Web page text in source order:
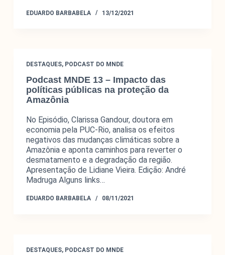
EDUARDO BARBABELA 13/12/2021
DESTAQUES, PODCAST DO MNDE
Podcast MNDE 13 – Impacto das
políticas públicas na proteção da
Amazônia
No Episódio, Clarissa Gandour, doutora em
economia pela PUC-Rio, analisa os efeitos
negativos das mudanças climáticas sobre a
Amazônia e aponta caminhos para reverter o
desmatamento e a degradação da região.
Apresentação de Lidiane Vieira. Edição: André
Madruga Alguns links…
EDUARDO BARBABELA 08/11/2021
DESTAQUES, PODCAST DO MNDE